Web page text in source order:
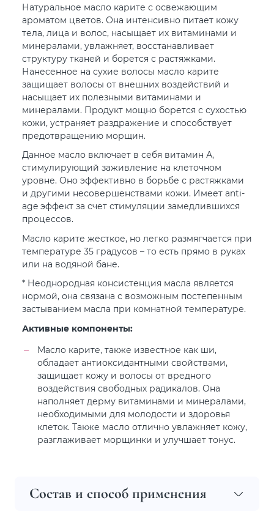
Натуральное масло карите с освежающим
ароматом цветов. Она интенсивно питает кожу
тела, лица и волос, насыщает их витаминами и
минералами, увлажняет, восстанавливает
структуру тканей и борется с растяжками.
Нанесенное на сухие волосы масло карите
защищает волосы от внешних воздействий и
насыщает их полезными витаминами и
минералами. Продукт мощно борется с сухостью
кожи, устраняет раздражение и способствует
предотвращению морщин.
Данное масло включает в себя витамин А,
стимулирующий заживление на клеточном
уровне. Оно эффективно в борьбе с растяжками
и другими несовершенствами кожи. Имеет anti-
age эффект за счет стимуляции замедлившихся
процессов.
Масло карите жесткое, но легко размягчается при
температуре 35 градусов – то есть прямо в руках
или на водяной бане.
* Неоднородная консистенция масла является
нормой, она связана с возможным постепенным
застыванием масла при комнатной температуре.
Активные компоненты:
Масло карите, также известное как ши,
обладает антиоксидантными свойствами,
защищает кожу и волосы от вредного
воздействия свободных радикалов. Она
наполняет дерму витаминами и минералами,
необходимыми для молодости и здоровья
клеток. Также масло отлично увлажняет кожу,
разглаживает морщинки и улучшает тонус.
Состав и способ применения